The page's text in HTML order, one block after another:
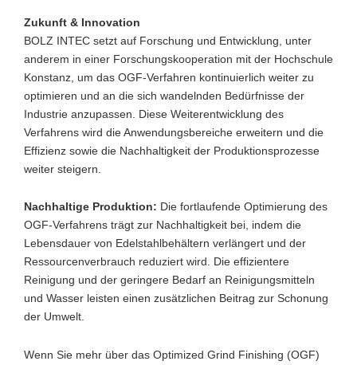
Zukunft & Innovation
BOLZ INTEC setzt auf Forschung und Entwicklung, unter
anderem in einer Forschungskooperation mit der Hochschule
Konstanz, um das OGF-Verfahren kontinuierlich weiter zu
optimieren und an die sich wandelnden Bedürfnisse der
Industrie anzupassen. Diese Weiterentwicklung des
Verfahrens wird die Anwendungsbereiche erweitern und die
Effizienz sowie die Nachhaltigkeit der Produktionsprozesse
weiter steigern.
Nachhaltige Produktion: Die fortlaufende Optimierung des
OGF-Verfahrens trägt zur Nachhaltigkeit bei, indem die
Lebensdauer von Edelstahlbehältern verlängert und der
Ressourcenverbrauch reduziert wird. Die effizientere
Reinigung und der geringere Bedarf an Reinigungsmitteln
und Wasser leisten einen zusätzlichen Beitrag zur Schonung
der Umwelt.
Wenn Sie mehr über das Optimized Grind Finishing (OGF)